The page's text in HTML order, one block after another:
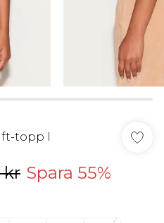
topp I
kr Spara 55%